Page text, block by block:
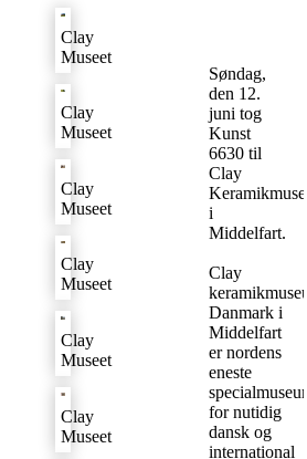
Clay
Museet
Clay
Museet
Clay
Museet
Clay
Museet
Clay
Museet
Clay
Museet
Søndag,
den 12.
juni tog
Kunst
6630 til
Clay
i
Middelfart.
Clay
Danmark i
Middelfart
er nordens
eneste
specialmuseum
for nutidig
dansk og
international